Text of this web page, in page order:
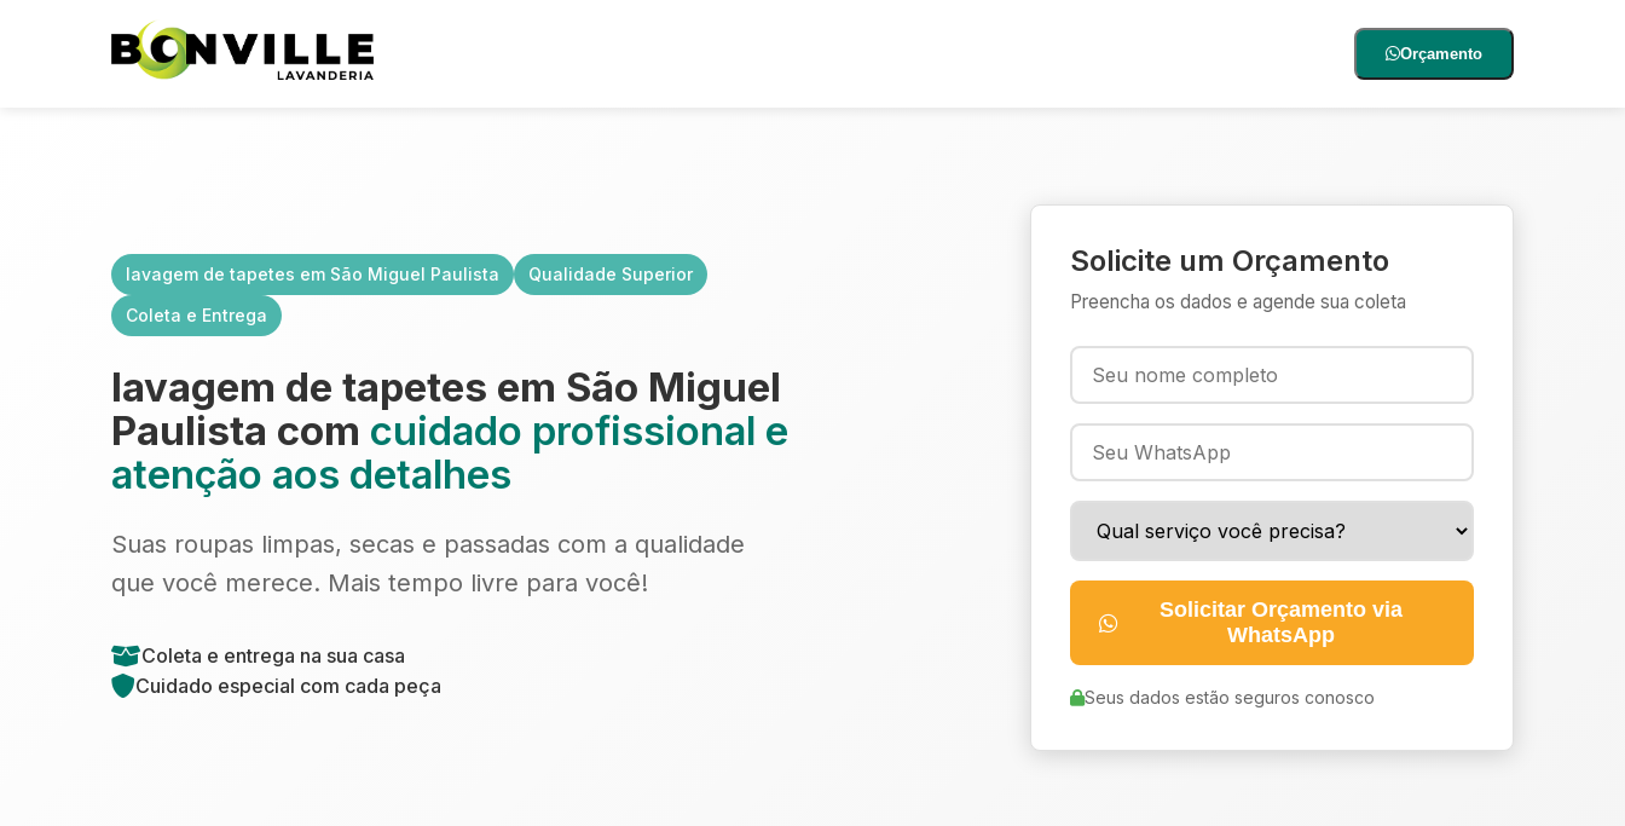
Orçamento
lavagem de tapetes em São Miguel Paulista
Qualidade Superior
Coleta e Entrega
lavagem de tapetes em São Miguel
Paulista com cuidado profissional e
atenção aos detalhes
Suas roupas limpas, secas e passadas com a qualidade
que você merece. Mais tempo livre para você!
Coleta e entrega na sua casa
Cuidado especial com cada peça
Solicite um Orçamento
Preencha os dados e agende sua coleta
Solicitar Orçamento via
WhatsApp
Seus dados estão seguros conosco